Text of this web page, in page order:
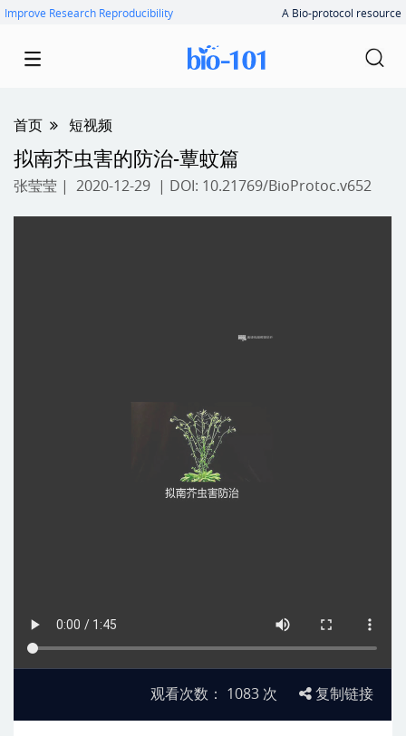
Improve Research Reproducibility A Bio-protocol resource
首页 短视频
拟南芥虫害的防治-蕈蚊篇
张莹莹 | 2020-12-29 | DOI: 10.21769/BioProtoc.v652
观看次数： 1083 次 复制链接